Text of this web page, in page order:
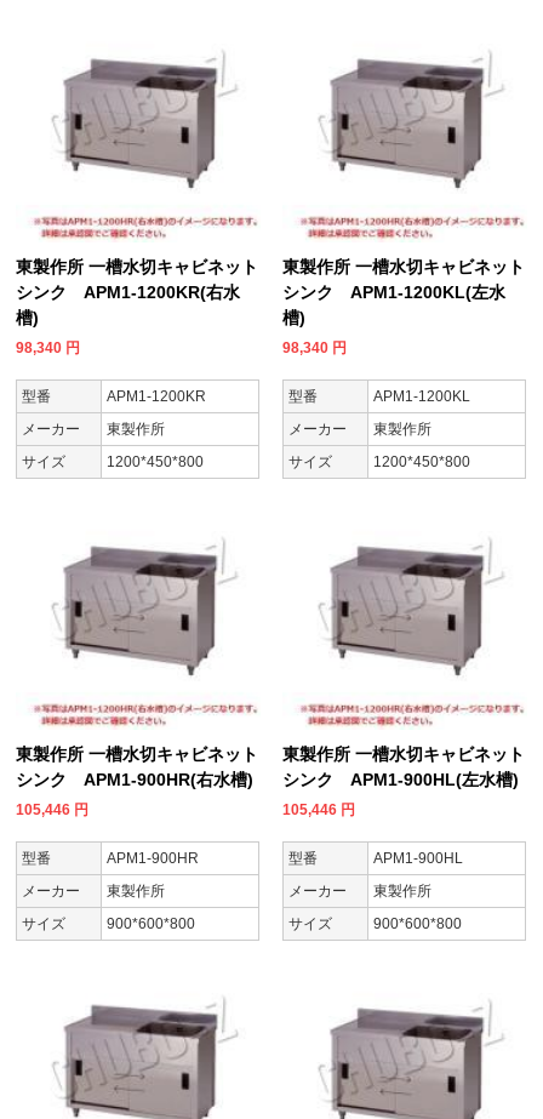
東製作所 一槽水切キャビネット
シンク APM1-1200KR(右水
槽)
98,340 円
型番
APM1-1200KR
メーカー
東製作所
サイズ
1200*450*800
東製作所 一槽水切キャビネット
シンク APM1-1200KL(左水
槽)
98,340 円
型番
APM1-1200KL
メーカー
東製作所
サイズ
1200*450*800
東製作所 一槽水切キャビネット
シンク APM1-900HR(右水槽)
105,446 円
型番
APM1-900HR
メーカー
東製作所
サイズ
900*600*800
東製作所 一槽水切キャビネット
シンク APM1-900HL(左水槽)
105,446 円
型番
APM1-900HL
メーカー
東製作所
サイズ
900*600*800